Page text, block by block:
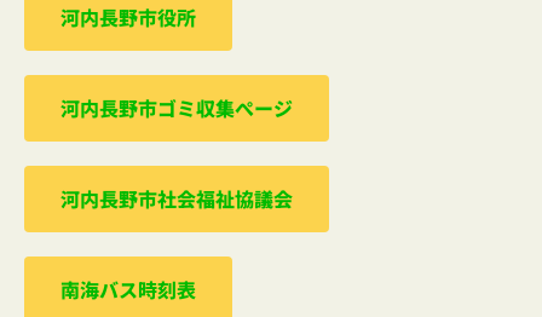
河内⻑野市役所
河内⻑野市ゴミ収集ぺージ
河内⻑野市社会福祉協議会
南海バス時刻表